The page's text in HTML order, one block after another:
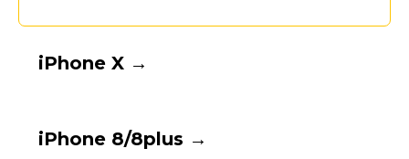
iPhone X →
iPhone 8/8plus →